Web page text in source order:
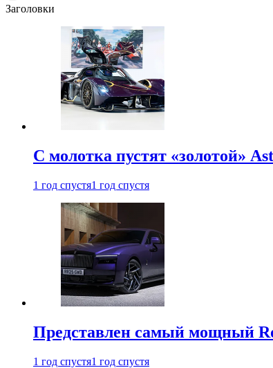
Заголовки
С молотка пустят «золотой»
1 год спустя1 год спустя
Представлен самый мощный
1 год спустя1 год спустя